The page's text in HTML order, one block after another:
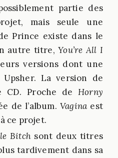
partie des
mais seule une
Prince existe dans le
autre titre,You’re All I
versions dont une
La version de
Proche de Horny
de l’album.Vagina est
ce projet.
Bitch sont deux titres
tardivement dans sa